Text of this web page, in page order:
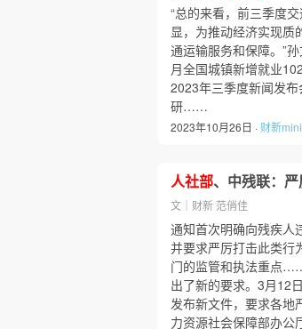
“总的来看，前三季度
显，为推动经济实现质
通运输服务和保障。”
月全国城镇新增就业
2023年三季度新闻发
研……
2023年10月26日 · 财新
人社部、中残联：
文｜财新 范俏佳
通知首次明确向残疾人
并要求严厉打击此类行
门的监管和执法重点
出了新的要求。3月12
发布新文件，要求各地
力资源社会保障部办公